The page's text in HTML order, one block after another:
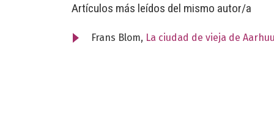
Artículos más leídos del mismo autor/a
Frans Blom, La ciudad de vieja de